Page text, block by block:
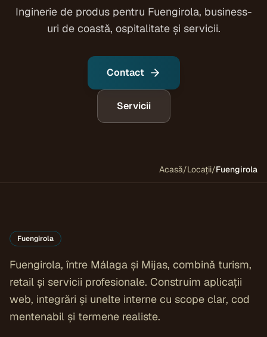
Inginerie de produs pentru Fuengirola, business-
uri de coastă, ospitalitate și servicii.
Contact
Servicii
Acasă/Locații/Fuengirola
Fuengirola
Fuengirola, între Málaga și Mijas, combină turism,
retail și servicii profesionale. Construim aplicații
web, integrări și unelte interne cu scope clar, cod
mentenabil și termene realiste.
COSTA DEL SOL
Fuengirola